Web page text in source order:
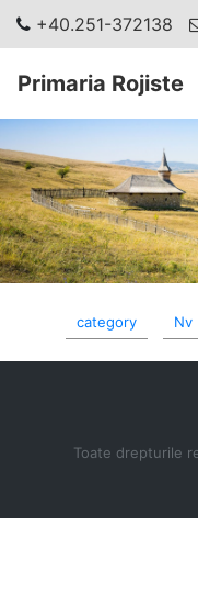
+40.251-372138
Primaria Rojiste
category Nv
Toate drepturile